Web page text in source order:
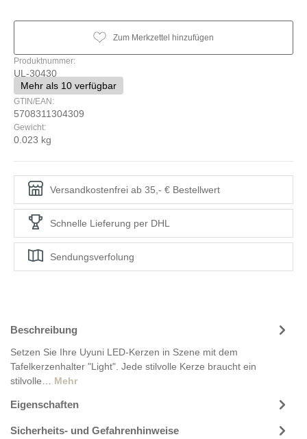
Zum Merkzettel hinzufügen
Produktnummer:
UL-30430
Mehr als 10 verfügbar
GTIN/EAN:
5708311304309
Gewicht:
0.023 kg
Versandkostenfrei ab 35,- € Bestellwert
Schnelle Lieferung per DHL
Sendungsverfolung
Beschreibung
Setzen Sie Ihre Uyuni LED-Kerzen in Szene mit dem
Tafelkerzenhalter "Light". Jede stilvolle Kerze braucht ein
stilvolle… Mehr
Eigenschaften
Sicherheits- und Gefahrenhinweise